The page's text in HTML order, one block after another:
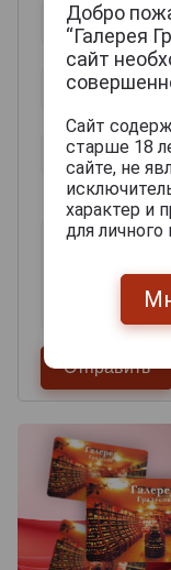
Добро
“Галерея
сайт
Сайт
старше 18
сайте, не
характер и
для личного